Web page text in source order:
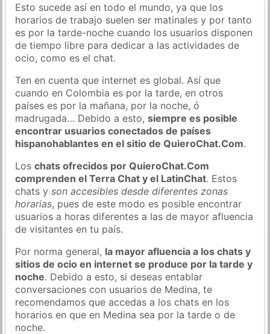
Esto sucede así en todo el mundo, ya que los
horarios de trabajo suelen ser matinales y por tanto
es por la tarde-noche cuando los usuarios disponen
de tiempo libre para dedicar a las actividades de
ocio, como es el chat.
Ten en cuenta que internet es global. Así que
cuando en Colombia es por la tarde, en otros
países es por la mañana, por la noche, ó
madrugada… Debido a esto,siempre es posible
encontrar usuarios conectados de países
hispanohablantes en el sitio de QuieroChat.Com.
Loschats ofrecidos por QuieroChat.Com
comprenden el Terra Chat y el LatinChat. Estos
chats yson accesibles desde diferentes zonas
horarias, pues de este modo es posible encontrar
usuarios a horas diferentes a las de mayor afluencia
de visitantes en tu país.
Por norma general, la mayor afluencia a los chats y
sitios de ocio en internet se produce por la tarde y
noche. Debido a esto, si deseas entablar
conversaciones con usuarios de Medina, te
recomendamos que accedas a los chats en los
horarios en que en Medina sea por la tarde o de
noche.